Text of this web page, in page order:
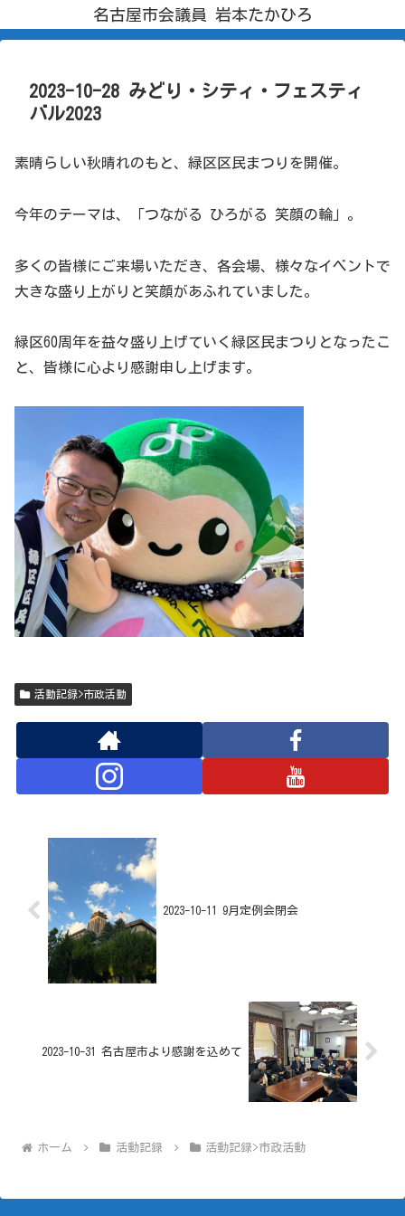
名古屋市会議員 岩本たかひろ
2023-10-28 みどり・シティ・フェスティ
バル2023
素晴らしい秋晴れのもと、緑区区民まつりを開催。
今年のテーマは、「つながる ひろがる 笑顔の輪」。
多くの皆様にご来場いただき、各会場、様々なイベントで
大きな盛り上がりと笑顔があふれていました。
緑区60周年を益々盛り上げていく緑区民まつりとなったこ
と、皆様に心より感謝申し上げます。
活動記録>市政活動
2023-10-11 9月定例会閉会
2023-10-31 名古屋市より感謝を込めて
ホーム 活動記録 活動記録>市政活動